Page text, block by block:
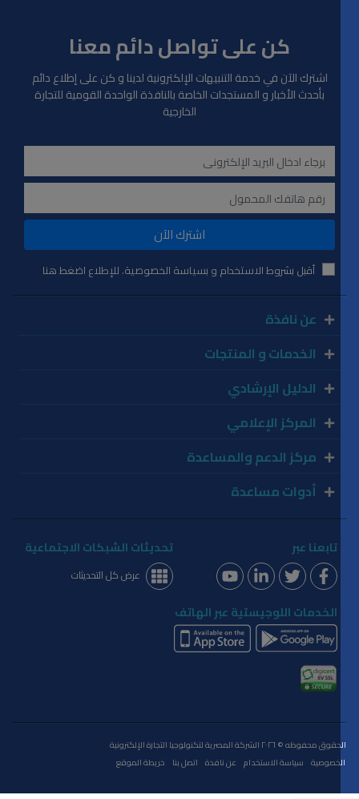
كن على تواصل دائم معنا
اشترك الآن في خدمة التنبيهات الإلكترونية لدينا و كن على إطلاع دائم
بأحدث الأخبار و المستجدات الخاصة بالنافذة الواحدة القومية للتجارة
الخارجية
اشترك الآن
أقبل بشروط الاستخدام و بسياسة الخصوصية. للإطلاع اضغط هنا
عن نافذة
الخدمات و المنتجات
الدليل الإرشادي
المركز الإعلامي
مركز الدعم والمساعدة
أدوات مساعدة
تابعنا عبر تحديثات الشبكات الاجتماعية
عرض كل التحديثات
الخدمات اللوجيستية عبر الهاتف
الحقوق محفوظه © ٢٠٢٦ الشركة المصرية لتكنولوجيا التجارة الإلكترونية
الخصوصية سياسة الاستخدام عن نافذة اتصل بنا خريطة الموقع